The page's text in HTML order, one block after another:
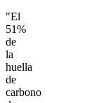
"El
51%
de
la
huella
de
carbono